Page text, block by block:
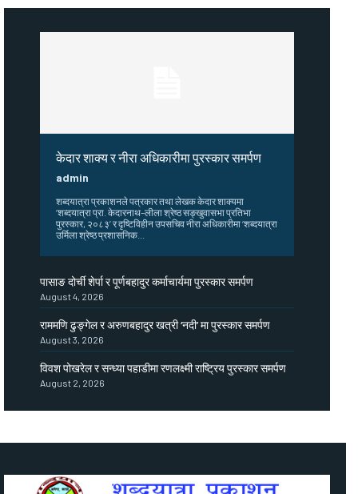
केदार शाक्य र नीरा अधिकारीमा पुरस्कार समर्पण
admin
शब्दयात्रा प्रकाशनले पत्रकार तथा लेखक केदार शाक्यमा
‘शब्दयात्रा प्रा. केदारनाथ–लीला श्रेष्ठ सङ्खुवासभा प्रतिभा
पुरस्कार, २०८३’ र दृष्टिविहीन उपसचिव नीरा अधिकारीमा ‘शब्दयात्रा
उर्मिला श्रेष्ठ प्रशासनिक...
पासाङ दोर्ची शेर्पा र पूर्णबहादुर कर्माचार्यमा पुरस्कार समर्पण
August 4, 2026
राममणि ढुङ्गेल र अरुणबहादुर खत्री ‘नदी’ मा पुरस्कार समर्पण
August 3, 2026
विवश पोखरेल र सन्ध्या पहाडीमा रणलक्ष्मी राष्ट्रिय पुरस्कार समर्पण
August 2, 2026